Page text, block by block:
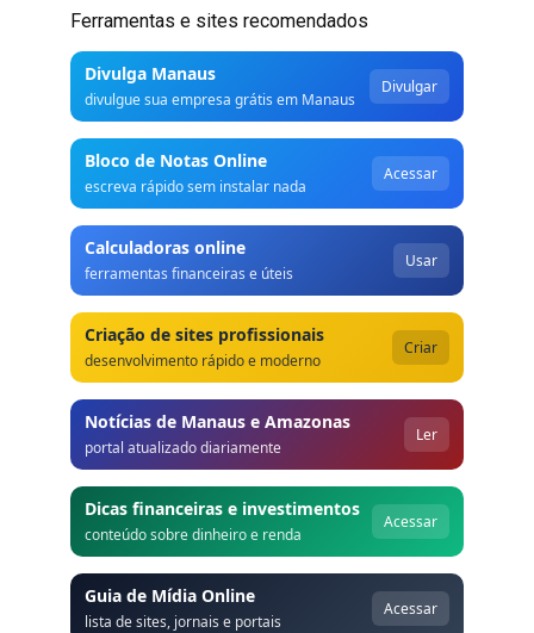
Ferramentas e sites recomendados
Divulga Manaus
divulgue sua empresa grátis em Manaus
Divulgar
Bloco de Notas Online
escreva rápido sem instalar nada
Acessar
Calculadoras online
ferramentas financeiras e úteis
Usar
Criação de sites profissionais
desenvolvimento rápido e moderno
Criar
Notícias de Manaus e Amazonas
portal atualizado diariamente
Ler
Dicas financeiras e investimentos
conteúdo sobre dinheiro e renda
Acessar
Guia de Mídia Online
lista de sites, jornais e portais
Acessar